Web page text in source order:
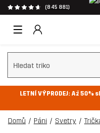
(845 881)
Vymazat vyhledávání
LETNÍ VÝPRODEJ: Až 50%
Domů Páni Svetry